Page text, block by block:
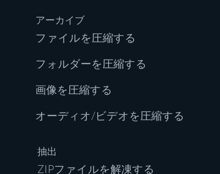
アーカイブ
ファイルを圧縮する
フォルダーを圧縮する
画像を圧縮する
オーディオ/ビデオを圧縮する
抽出
ZIPファイルを解凍する